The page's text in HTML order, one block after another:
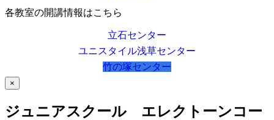
各教室の開講情報はこちら
立石センター
ユニスタイル浅草センター
竹の塚センター
×
ジュニアスクール エレクトーンコー